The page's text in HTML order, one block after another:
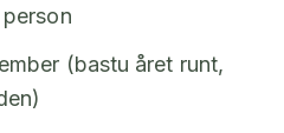
(bastu året runt,